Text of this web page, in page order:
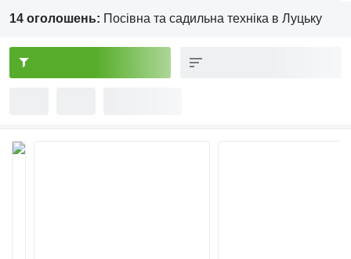
14 оголошень: Посівна та садильна техніка в Луцьку